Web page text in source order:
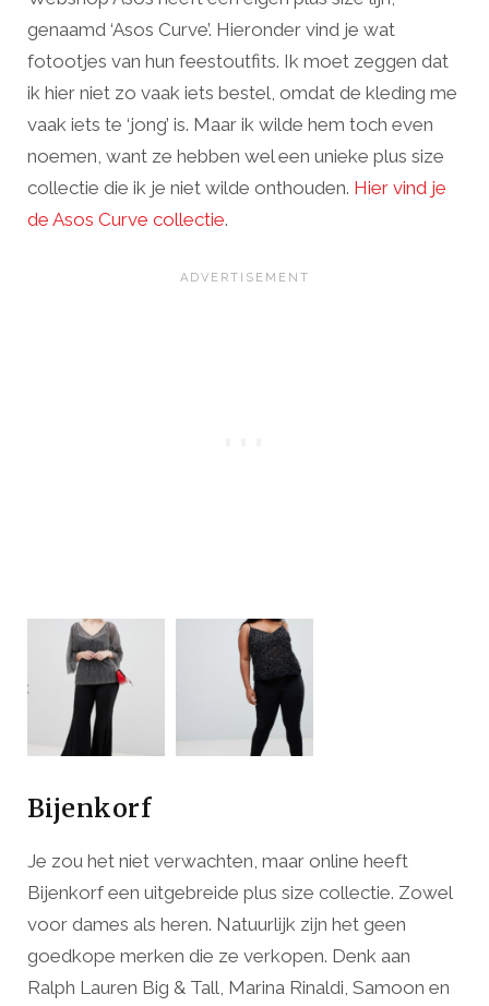
genaamd ‘Asos Curve’. Hieronder vind je wat
fotootjes van hun feestoutfits. Ik moet zeggen dat
ik hier niet zo vaak iets bestel, omdat de kleding me
vaak iets te ‘jong’ is. Maar ik wilde hem toch even
noemen, want ze hebben wel een unieke plus size
collectie die ik je niet wilde onthouden. Hier vind je
de Asos Curve collectie.
Bijenkorf
Je zou het niet verwachten, maar online heeft
Bijenkorf een uitgebreide plus size collectie. Zowel
voor dames als heren. Natuurlijk zijn het geen
goedkope merken die ze verkopen. Denk aan
Ralph Lauren Big & Tall, Marina Rinaldi, Samoon en